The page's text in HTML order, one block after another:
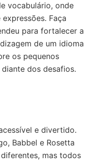
vocabulário, onde
Faça
para fortalecer a
de um idioma
os pequenos
dos desafios.
e divertido.
Babbel e Rosetta
mas todos